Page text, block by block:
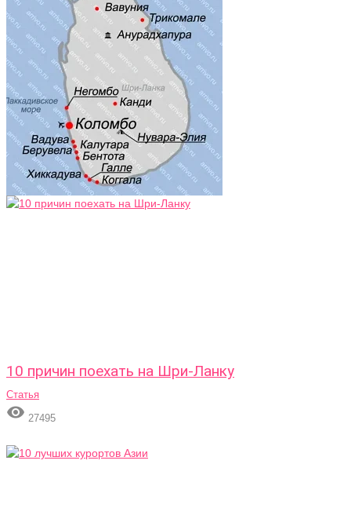
10 причин поехать на Шри-Ланку
Статья
 27495